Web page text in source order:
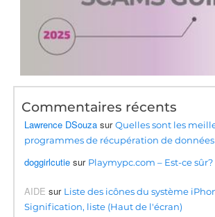
Commentaires récents
Lawrence DSouza surQuelles sont les
programmes de récupération de données
doggirlcutie sur Playmypc.com – Est-ce
AIDE sur Liste des icônes du système
Signification, liste (Haut de l'écran)